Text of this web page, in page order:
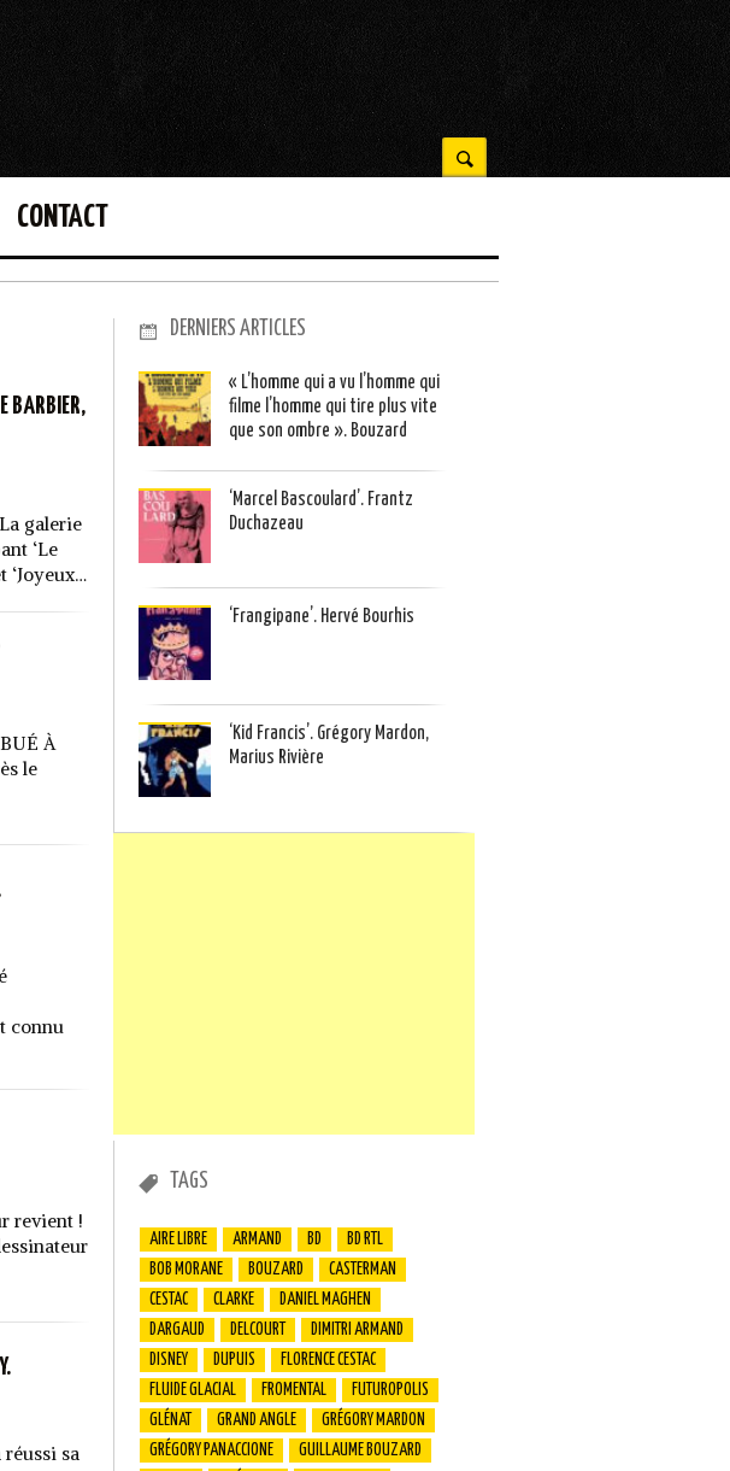
CONTACT
BARBIER,
galerie
‘Le
‘Joyeux…
À
le
connu
revient !
sa
DERNIERS ARTICLES
« L’homme qui a vu l’homme qui
filme l’homme qui tire plus vite
que son ombre ». Bouzard
‘Marcel Bascoulard’. Frantz
Duchazeau
‘Frangipane’. Hervé Bourhis
‘Kid Francis’. Grégory Mardon,
Marius Rivière
TAGS
AIRE LIBRE ARMAND BD
BD RTL
BOB MORANE
BOUZARD
CASTERMAN
CESTAC
CLARKE
DANIEL MAGHEN
DARGAUD
DELCOURT
DIMITRI ARMAND
DISNEY
DUPUIS
FLORENCE CESTAC
FLUIDE GLACIAL
FROMENTAL
FUTUROPOLIS
GLÉNAT
GRAND ANGLE
GRÉGORY MARDON
GRÉGORY PANACCIONE
GUILLAUME BOUZARD